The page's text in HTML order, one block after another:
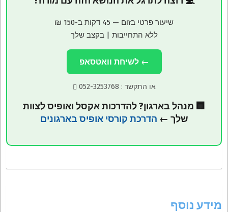
שיעור פרטי בזום — 45 דקות ב-150 ₪
ללא התחייבות | בקצב שלך
← לשיחת וואטסאפ
או התקשר : 052-3253768
🏢 מנהל בארגון? להדרכות אקסל ואופיס לצוות
שלך ← הדרכת קורסי אופיס בארגונים
מידע נוסף